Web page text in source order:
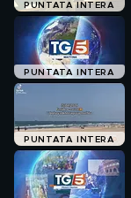
PUNTATA INTERA
PUNTATA INTERA
PUNTATA INTERA